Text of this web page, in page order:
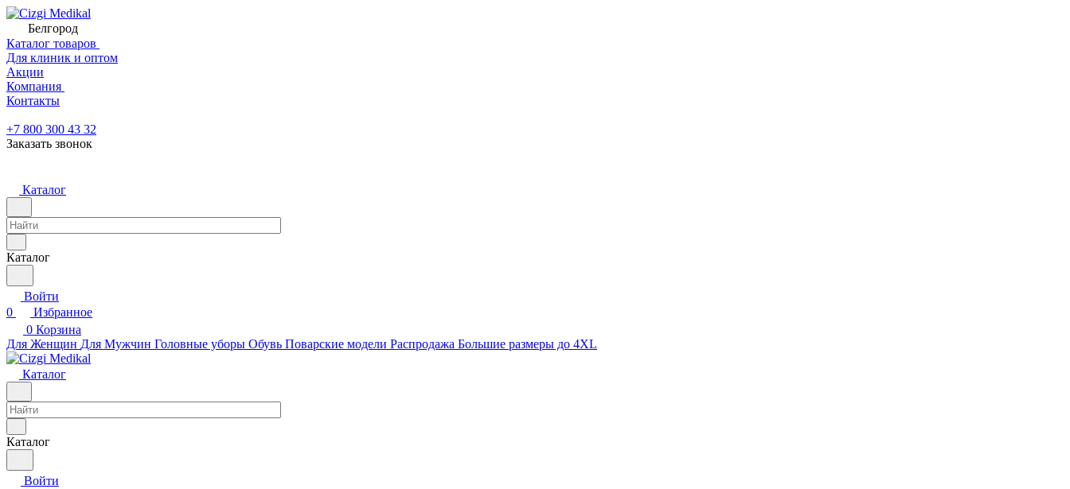
Белгород
Каталог товаров
Для клиник и оптом
Акции
Компания
Контакты
+7 800 300 43 32
Заказать звонок
Каталог
Каталог
Войти
0
Избранное
0 Корзина
Для Женщин Для Мужчин Головные уборы Обувь Поварские модели Распродажа Большие размеры до 4XL
Каталог
Каталог
Войти